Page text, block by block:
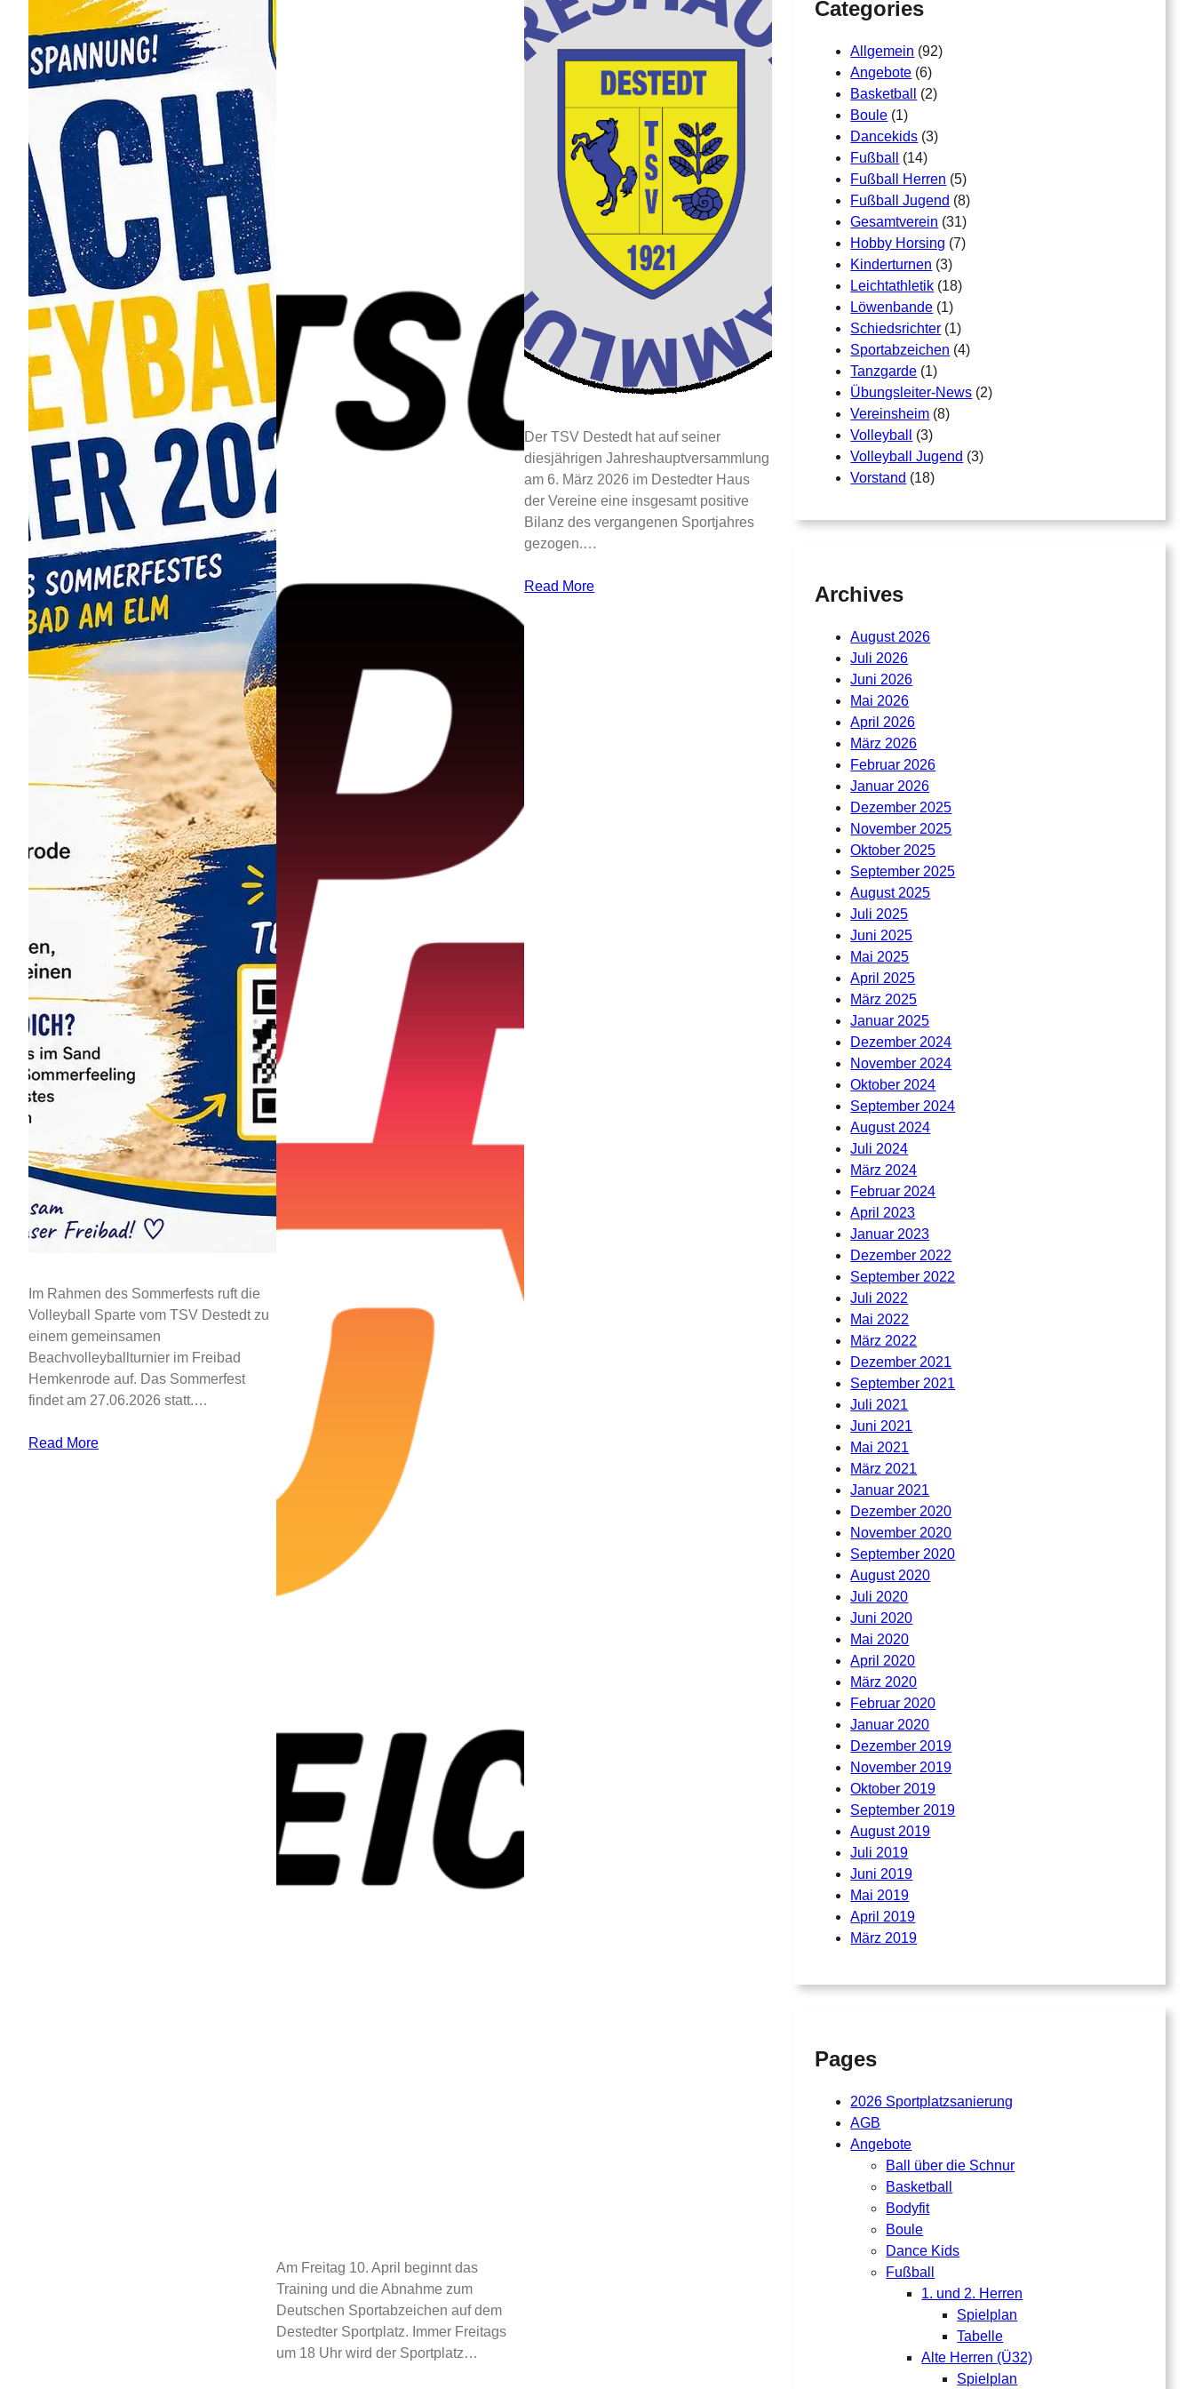
Im Rahmen des Sommerfests ruft die
Volleyball Sparte vom TSV Destedt zu
einem gemeinsamen
Beachvolleyballturnier im Freibad
Hemkenrode auf. Das Sommerfest
findet am 27.06.2026 statt.…
Read More
Am Freitag 10. April beginnt das
Training und die Abnahme zum
Deutschen Sportabzeichen auf dem
Destedter Sportplatz. Immer Freitags
um 18 Uhr wird der Sportplatz…
Der TSV Destedt hat auf seiner
diesjährigen Jahreshauptversammlung
am 6. März 2026 im Destedter Haus
der Vereine eine insgesamt positive
Bilanz des vergangenen Sportjahres
gezogen.…
Read More
Categories
Allgemein (92)
Angebote (6)
Basketball
(2)
Boule (1)
Dancekids (3)
Fußball
(14)
Fußball Herren (5)
Fußball Jugend (8)
Gesamtverein (31)
Hobby Horsing (7)
Kinderturnen (3)
Leichtathletik (18)
Löwenbande (1)
Schiedsrichter (1)
Sportabzeichen (4)
Tanzgarde (1)
Übungsleiter-News (2)
Vereinsheim (8)
Volleyball
(3)
Volleyball Jugend (3)
Vorstand (18)
Archives
August 2026
Juli 2026
Juni 2026
Mai 2026
April 2026
März 2026
Februar 2026
Januar 2026
Dezember 2025
November 2025
Oktober 2025
September 2025
August 2025
Juli 2025
Juni 2025
Mai 2025
April 2025
März 2025
Januar 2025
Dezember 2024
November 2024
Oktober 2024
September 2024
August 2024
Juli 2024
März 2024
Februar 2024
April 2023
Januar 2023
Dezember 2022
September 2022
Juli 2022
Mai 2022
März 2022
Dezember 2021
September 2021
Juli 2021
Juni 2021
Mai 2021
März 2021
Januar 2021
Dezember 2020
November 2020
September 2020
August 2020
Juli 2020
Juni 2020
Mai 2020
April 2020
März 2020
Februar 2020
Januar 2020
Dezember 2019
November 2019
Oktober 2019
September 2019
August 2019
Juli 2019
Juni 2019
Mai 2019
April 2019
März 2019
Pages
2026 Sportplatzsanierung
AGB
Angebote
Ball über die Schnur
Basketball
Bodyfit
Boule
Dance Kids
Fußball
1. und 2. Herren
Spielplan
Tabelle
Alte Herren (Ü32)
Spielplan